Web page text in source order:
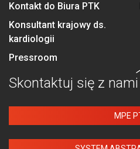
Kontakt do Biura PTK
Konsultant krajowy ds.
kardiologii
Pressroom
Skontaktuj się z nami
MPE